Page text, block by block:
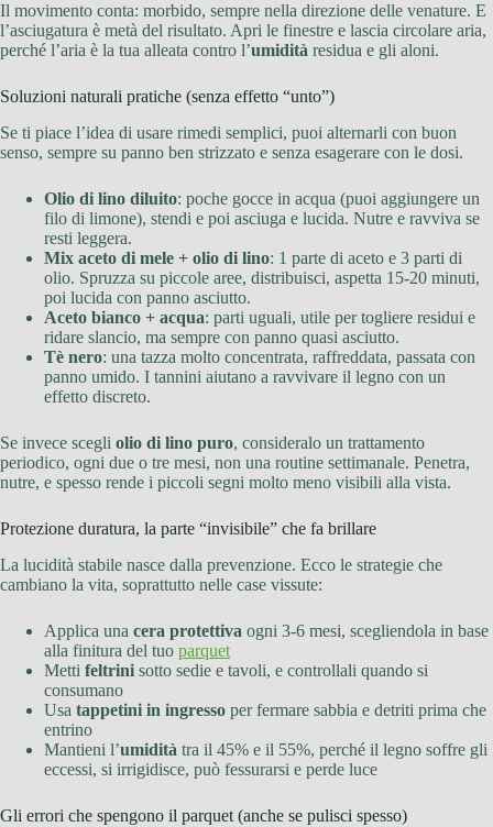
Il movimento conta: morbido, sempre nella direzione delle venature. E
l’asciugatura è metà del risultato. Apri le finestre e lascia circolare aria,
perché l’aria è la tua alleata contro l’umidità residua e gli aloni.
Soluzioni naturali pratiche (senza effetto “unto”)
Se ti piace l’idea di usare rimedi semplici, puoi alternarli con buon
senso, sempre su panno ben strizzato e senza esagerare con le dosi.
Olio di lino diluito: poche gocce in acqua (puoi aggiungere un
filo di limone), stendi e poi asciuga e lucida. Nutre e ravviva se
resti leggera.
Mix aceto di mele + olio di lino: 1 parte di aceto e 3 parti di
olio. Spruzza su piccole aree, distribuisci, aspetta 15-20 minuti,
poi lucida con panno asciutto.
Aceto bianco + acqua: parti uguali, utile per togliere residui e
ridare slancio, ma sempre con panno quasi asciutto.
Tè nero: una tazza molto concentrata, raffreddata, passata con
panno umido. I tannini aiutano a ravvivare il legno con un
effetto discreto.
Se invece scegli olio di lino puro, consideralo un trattamento
periodico, ogni due o tre mesi, non una routine settimanale. Penetra,
nutre, e spesso rende i piccoli segni molto meno visibili alla vista.
Protezione duratura, la parte “invisibile” che fa brillare
La lucidità stabile nasce dalla prevenzione. Ecco le strategie che
cambiano la vita, soprattutto nelle case vissute:
Applica una cera protettiva ogni 3-6 mesi, scegliendola in base
alla finitura del tuo parquet
Metti feltrini sotto sedie e tavoli, e controllali quando si
consumano
Usa tappetini in ingresso per fermare sabbia e detriti prima che
entrino
Mantieni l’umidità tra il 45% e il 55%, perché il legno soffre gli
eccessi, si irrigidisce, può fessurarsi e perde luce
Gli errori che spengono il parquet (anche se pulisci spesso)